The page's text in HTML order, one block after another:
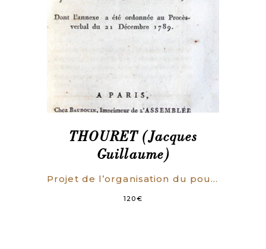
THOURET (Jacques
Guillaume)
Projet de l’organisation du pouvoir judiciaire. Proposé à l’Assemblée Nationale, par le Comité de Constitution, dont l’annexe a été ordonnée au Procès-verbal, du 21 décembre 1789.
120€